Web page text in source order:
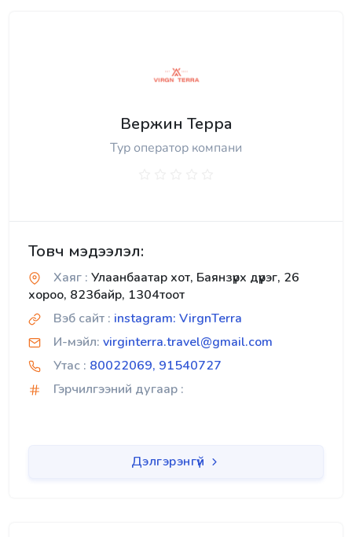
Вержин Терра
Тур оператор компани
Товч мэдээлэл:
Хаяг : Улаанбаатар хот, Баянзүрх дүүрэг, 26
хороо, 823байр, 1304тоот
Вэб сайт : instagram: VirgnTerra
И-мэйл: virginterra.travel@gmail.com
Утас : 80022069, 91540727
Гэрчилгээний дугаар :
Дэлгэрэнгүй